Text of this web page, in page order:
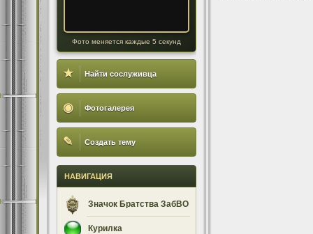
Фото меняется каждые 5 секунд
★ Найти сослуживца
◉ Фотогалерея
✎ Создать тему
НАВИГАЦИЯ
Значок Братства ЗабВО
Курилка